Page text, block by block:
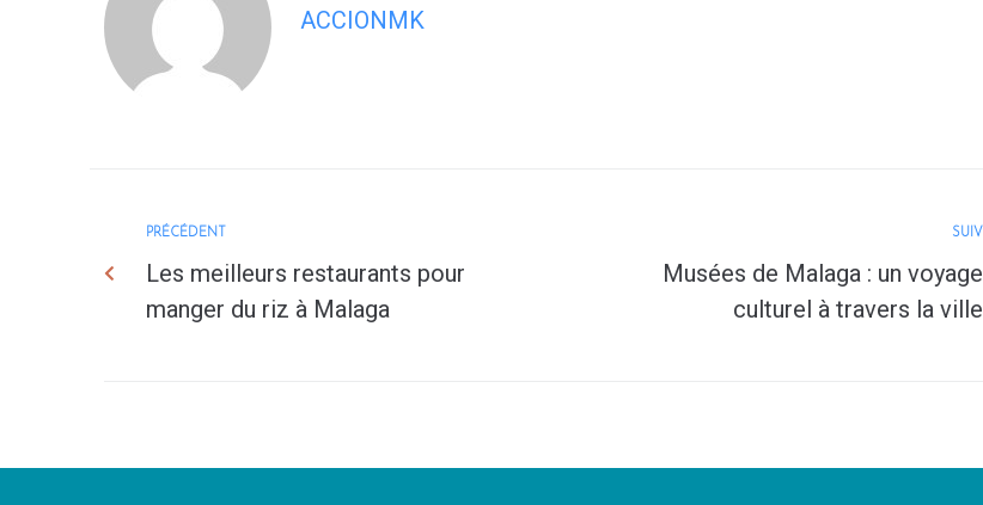
ACCIONMK
PRÉCÉDENT
Les meilleurs restaurants pour
manger du riz à Malaga
SUIV
Musées de Malaga : un voyage
culturel à travers la ville